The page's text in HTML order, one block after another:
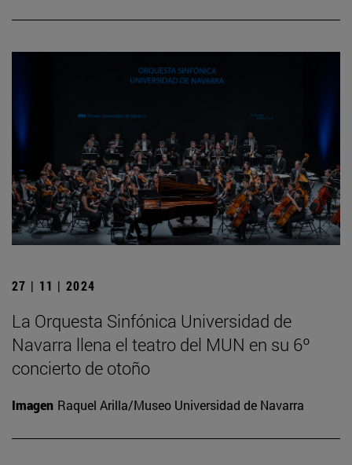
27 | 11 | 2024
La Orquesta Sinfónica Universidad de
Navarra llena el teatro del MUN en su 6º
concierto de otoño
Imagen Raquel Arilla/Museo Universidad de Navarra